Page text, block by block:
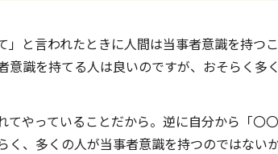
」と言われたときに人間は当事者意識を持つ
意識を持てる人は良いのですが、おそらく多
てやっていることだから。逆に自分から「〇
、多くの人が当事者意識を持つのではないか